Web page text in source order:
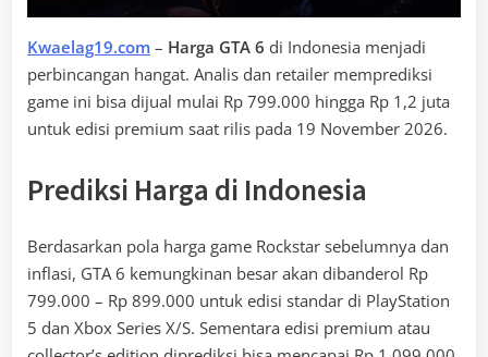
Kwaelag19.com – Harga GTA 6 di Indonesia menjadi
perbincangan hangat. Analis dan retailer memprediksi
game ini bisa dijual mulai Rp 799.000 hingga Rp 1,2 juta
untuk edisi premium saat rilis pada 19 November 2026.
Prediksi Harga di Indonesia
Berdasarkan pola harga game Rockstar sebelumnya dan
inflasi, GTA 6 kemungkinan besar akan dibanderol Rp
799.000 – Rp 899.000 untuk edisi standar di PlayStation
5 dan Xbox Series X/S. Sementara edisi premium atau